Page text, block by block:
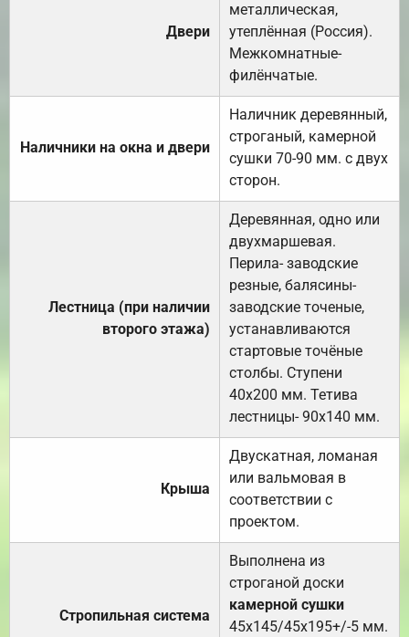
Двери
металлическая,
утеплённая (Россия).
Межкомнатные-
филёнчатые.
Наличники на окна и двери
Наличник деревянный,
строганый, камерной
сушки 70-90 мм. с двух
сторон.
Лестница (при наличии
второго этажа)
Деревянная, одно или
двухмаршевая.
Перила- заводские
резные, балясины-
заводские точеные,
устанавливаются
стартовые точёные
столбы. Ступени
40х200 мм. Тетива
лестницы- 90х140 мм.
Крыша
Двускатная, ломаная
или вальмовая в
соответствии с
проектом.
Стропильная система
Выполнена из
строганой доски
камерной сушки
45х145/45х195+/-5 мм.